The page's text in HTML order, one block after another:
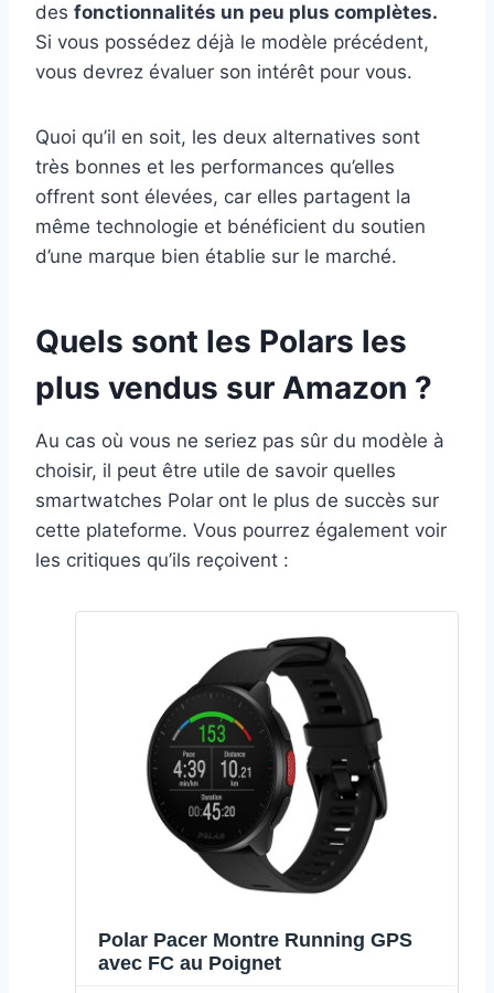
des fonctionnalités un peu plus complètes.
Si vous possédez déjà le modèle précédent,
vous devrez évaluer son intérêt pour vous.
Quoi qu’il en soit, les deux alternatives sont
très bonnes et les performances qu’elles
offrent sont élevées, car elles partagent la
même technologie et bénéficient du soutien
d’une marque bien établie sur le marché.
Quels sont les Polars les
plus vendus sur Amazon ?
Au cas où vous ne seriez pas sûr du modèle à
choisir, il peut être utile de savoir quelles
smartwatches Polar ont le plus de succès sur
cette plateforme. Vous pourrez également voir
les critiques qu’ils reçoivent :
Polar Pacer Montre Running GPS
avec FC au Poignet